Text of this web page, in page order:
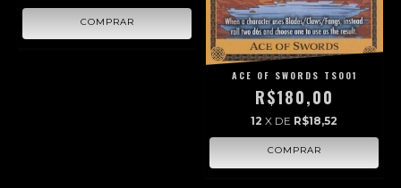
ACE OF SWORDS TS001
R$180,00
12 X DE R$18,52